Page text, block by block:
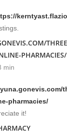
PHARMACIES/
min
pharmacies/
it!